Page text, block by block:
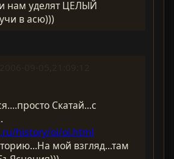
нам уделят ЦЕЛЫЙ
в асю)))
Скатай...с
history/oi/oi.html
мой взгляд...там